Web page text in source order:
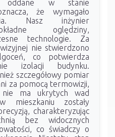
oddane w stanie
że wymagało
Nasz inżynier
oględziny,
technologie. Za
nie stwierdzono
co potwierdza
izolacji budynku.
szczegółowy pomiar
za pomocą termowizji,
ma ukrytych wad
mieszkaniu zostały
charakteryzując
bez widocznych
co świadczy o